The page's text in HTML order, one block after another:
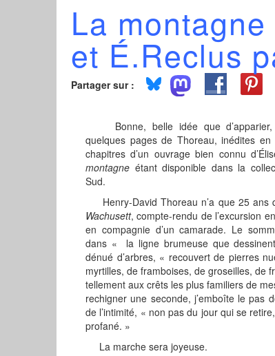
La
et É.Reclus
Partager sur :
Bonne, belle idée que d’apparier,
quelques pages de Thoreau, inédites
chapitres d’un ouvrage bien connu
montagne étant disponible dans la
Sud.
Henry-David Thoreau n’a que 25 ans
Wachusett, compte-rendu de l’excursion
en compagnie d’un camarade. Le
dans « la ligne brumeuse que
dénué d’arbres, « recouvert de pierres
myrtilles, de framboises, de groseilles, de
tellement aux crêts les plus familiers de
rechigner une seconde, j’emboîte le pas
de l’intimité, « non pas du jour qui se
profané. »
La marche sera joyeuse.